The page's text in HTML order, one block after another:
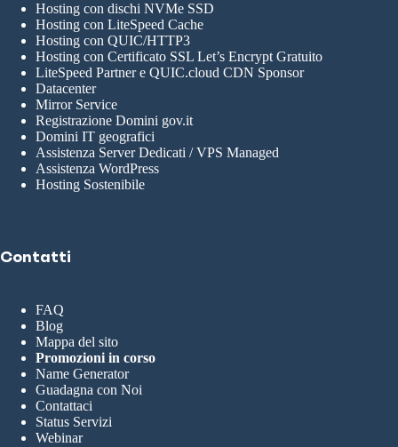
Hosting con dischi NVMe SSD
Hosting con LiteSpeed Cache
Hosting con QUIC/HTTP3
Hosting con Certificato SSL Let’s Encrypt Gratuito
LiteSpeed Partner e QUIC.cloud CDN Sponsor
Datacenter
Mirror Service
Registrazione Domini gov.it
Domini IT geografici
Assistenza Server Dedicati / VPS Managed
Assistenza WordPress
Hosting Sostenibile
Contatti
FAQ
Blog
Mappa del sito
Promozioni in corso
Name Generator
Guadagna con Noi
Contattaci
Status Servizi
Webinar